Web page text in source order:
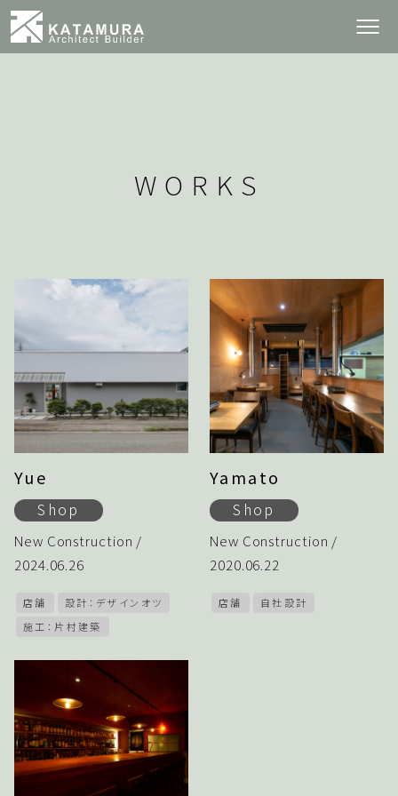
WORKS
Yue
Shop
New Construction /
2024.06.26
店舗
設計：デザインオツ
施工：片村建築
Yamato
Shop
New Construction /
2020.06.22
店舗 自社設計